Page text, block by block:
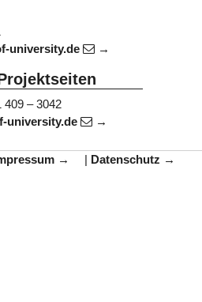
university.de
409 – 3042
university.de
| Datenschutz